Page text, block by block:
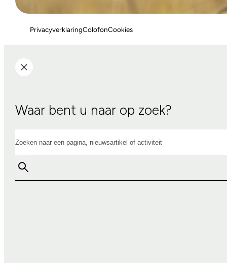
PrivacyverklaringColofonCookies
Waar bent u naar op zoek?